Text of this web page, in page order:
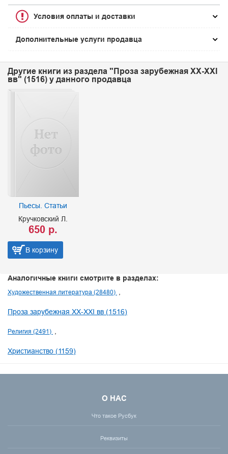
Условия оплаты и доставки
Дополнительные услуги продавца
Другие книги из раздела "Проза зарубежная XX-XXI
вв" (1516) у данного продавца
Пьесы. Статьи
Кручковский Л.
650 р.
В корзину
Аналогичные книги смотрите в разделах:
Художественная литература (28480)
Проза зарубежная XX-XXI вв (1516)
Религия (2491)
Христианство (1159)
О НАС
Что такое Русбук
Реквизиты